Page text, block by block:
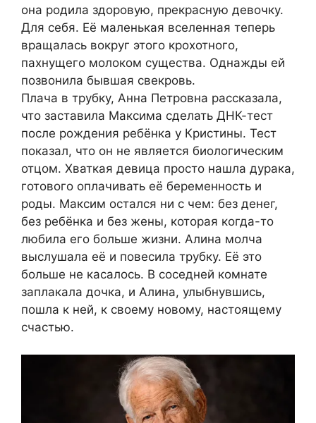
она родила здоровую, прекрасную девочку.
Для себя. Её маленькая вселенная теперь
вращалась вокруг этого крохотного,
пахнущего молоком существа. Однажды ей
позвонила бывшая свекровь.
Плача в трубку, Анна Петровна рассказала,
что заставила Максима сделать ДНК-тест
после рождения ребёнка у Кристины. Тест
показал, что он не является биологическим
отцом. Хваткая девица просто нашла дурака,
готового оплачивать её беременность и
роды. Максим остался ни с чем: без денег,
без ребёнка и без жены, которая когда-то
любила его больше жизни. Алина молча
выслушала её и повесила трубку. Её это
больше не касалось. В соседней комнате
заплакала дочка, и Алина, улыбнувшись,
пошла к ней, к своему новому, настоящему
счастью.